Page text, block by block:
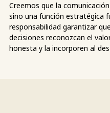
Creemos que la
sino una función estratégica
responsabilidad garantizar
decisiones reconozcan el
honesta y la incorporen al